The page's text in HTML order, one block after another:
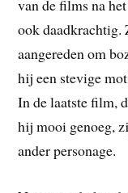
van de films na
ook daadkrachtig.
aangereden om
hij een stevige
In de laatste film,
hij mooi genoeg,
ander personage.